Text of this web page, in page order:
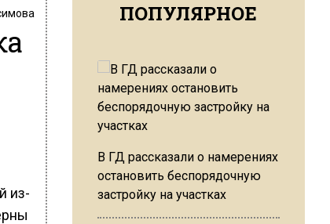
из-
ПОПУЛЯРНОЕ
В ГД рассказали о намерениях
остановить беспорядочную
застройку на участках